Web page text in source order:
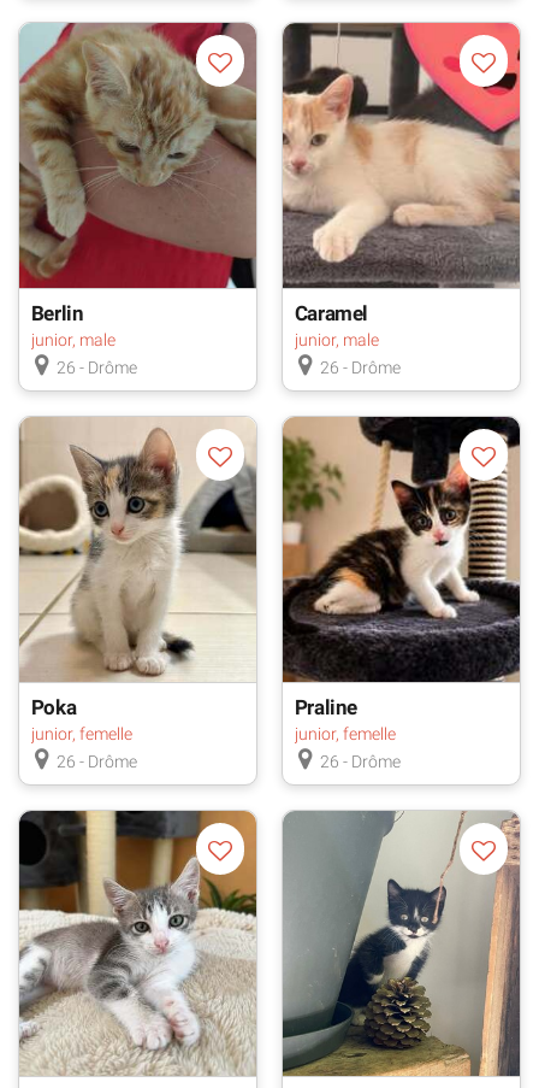
Berlin
junior, male
26 - Drôme
Caramel
junior, male
26 - Drôme
Poka
junior, femelle
26 - Drôme
Praline
junior, femelle
26 - Drôme